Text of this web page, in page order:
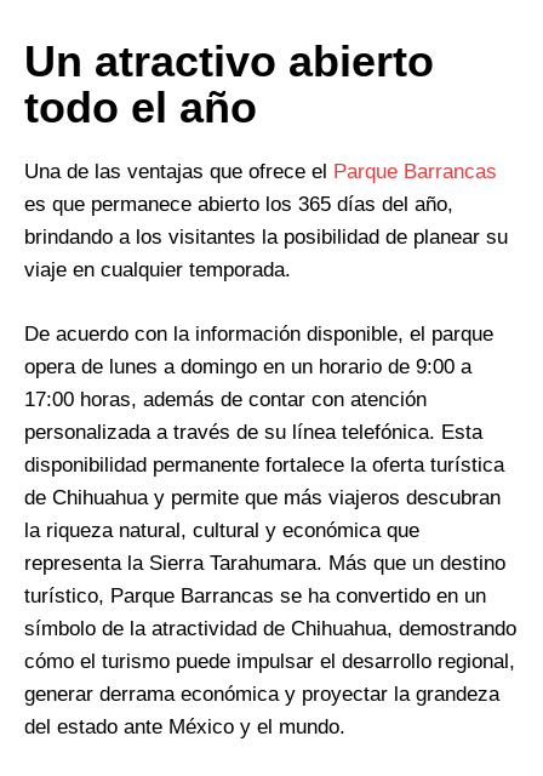
Un atractivo abierto
todo el año
Una de las ventajas que ofrece el
Parque Barrancas
es que permanece abierto los 365 días del año,
brindando a los visitantes la posibilidad de planear su
viaje en cualquier temporada.
De acuerdo con la información disponible, el parque
opera de lunes a domingo en un horario de 9:00 a
17:00 horas, además de contar con atención
personalizada a través de su línea telefónica. Esta
disponibilidad permanente fortalece la oferta turística
de Chihuahua y permite que más viajeros descubran
la riqueza natural, cultural y económica que
representa la Sierra Tarahumara. Más que un destino
turístico, Parque Barrancas se ha convertido en un
símbolo de la atractividad de Chihuahua, demostrando
cómo el turismo puede impulsar el desarrollo regional,
generar derrama económica y proyectar la grandeza
del estado ante México y el mundo.